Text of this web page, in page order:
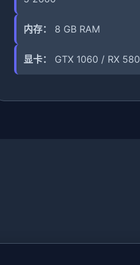
内存： 8 GB RAM
显卡： GTX 1060 / RX 580